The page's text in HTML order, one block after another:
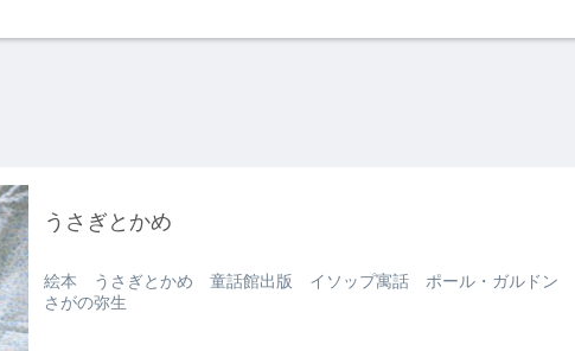
うさぎとかめ
絵本 うさぎとかめ 童話館出版 イソップ寓話 ポール・ガルドン
さがの弥生